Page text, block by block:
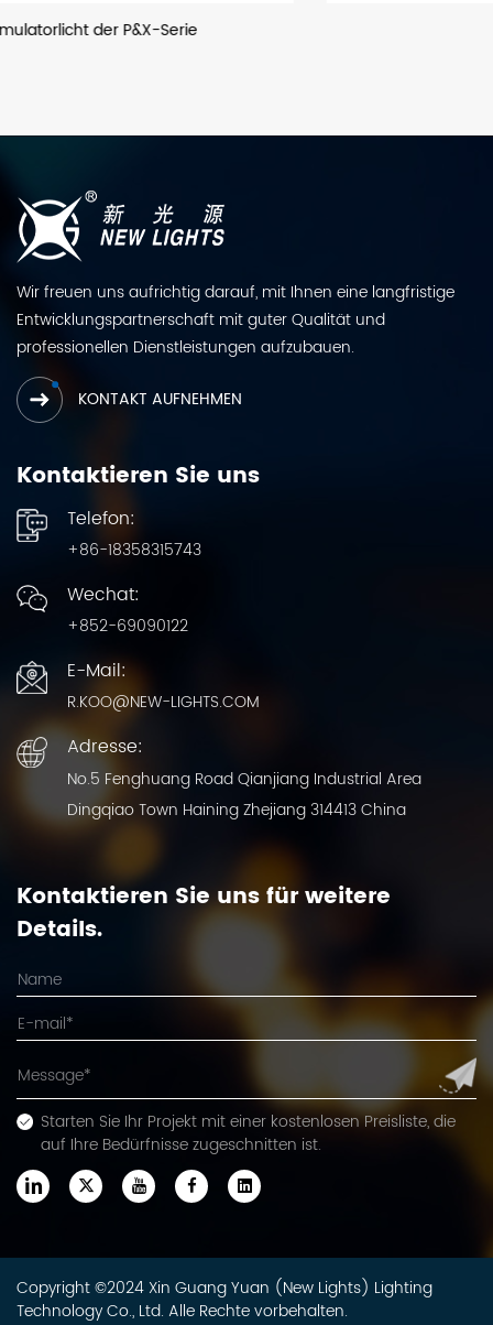
Wir freuen uns aufrichtig darauf, mit Ihnen eine langfristige
Entwicklungspartnerschaft mit guter Qualität und
professionellen Dienstleistungen aufzubauen.
KONTAKT AUFNEHMEN
Kontaktieren Sie uns
Telefon:
+86-18358315743
Wechat:
+852-69090122
E-Mail:
R.KOO@NEW-LIGHTS.COM
Adresse:
No.5 Fenghuang Road Qianjiang Industrial Area
Dingqiao Town Haining Zhejiang 314413 China
Kontaktieren Sie uns für weitere
Details.
Starten Sie Ihr Projekt mit einer kostenlosen Preisliste, die
auf Ihre Bedürfnisse zugeschnitten ist.
Copyright ©2024 Xin Guang Yuan (New Lights) Lighting
Technology Co., Ltd. Alle Rechte vorbehalten.